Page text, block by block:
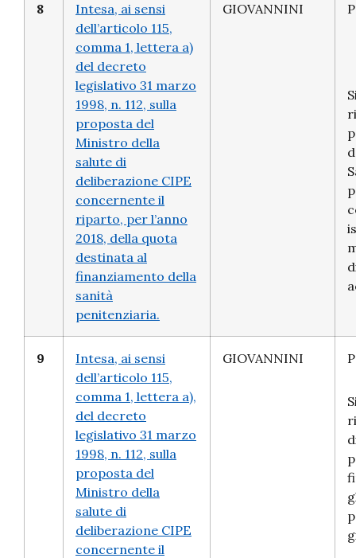
8
Intesa, ai sensi
dell’articolo 115,
comma 1, lettera a)
del decreto
legislativo 31 marzo
1998, n. 112, sulla
proposta del
Ministro della
salute di
deliberazione CIPE
concernente il
riparto, per l’anno
2018, della quota
destinata al
finanziamento della
sanità
penitenziaria.
GIOVANNINI
9
Intesa, ai sensi
dell’articolo 115,
comma 1, lettera a),
del decreto
legislativo 31 marzo
1998, n. 112, sulla
proposta del
Ministro della
salute di
deliberazione CIPE
concernente il
GIOVANNINI